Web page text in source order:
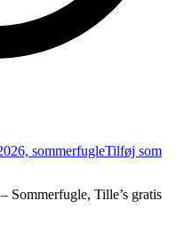
Tilføj som
Sommerfugle, Tille’s gratis